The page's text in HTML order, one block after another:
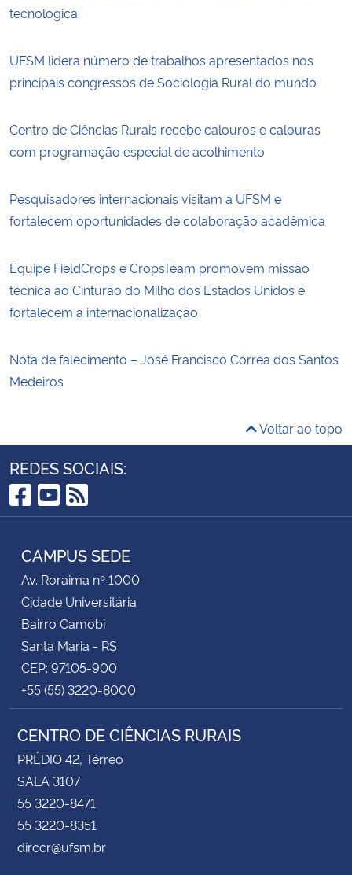
tecnológica
UFSM lidera número de trabalhos apresentados nos
principais congressos de Sociologia Rural do mundo
Centro de Ciências Rurais recebe calouros e calouras
com programação especial de acolhimento
Pesquisadores internacionais visitam a UFSM e
fortalecem oportunidades de colaboração acadêmica
Equipe FieldCrops e CropsTeam promovem missão
técnica ao Cinturão do Milho dos Estados Unidos e
fortalecem a internacionalização
Nota de falecimento – José Francisco Correa dos Santos
Medeiros
Voltar ao topo
REDES SOCIAIS:
Facebook
YouTube
RSS
CAMPUS SEDE
Av. Roraima nº 1000
Cidade Universitária
Bairro Camobi
Santa Maria - RS
CEP: 97105-900
+55 (55) 3220-8000
CENTRO DE CIÊNCIAS RURAIS
PRÉDIO 42, Térreo
SALA 3107
55 3220-8471
55 3220-8351
dirccr@ufsm.br